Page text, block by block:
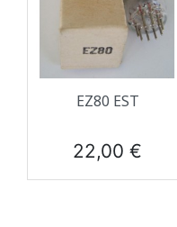
EZ80 EST
Prix
22,00 €